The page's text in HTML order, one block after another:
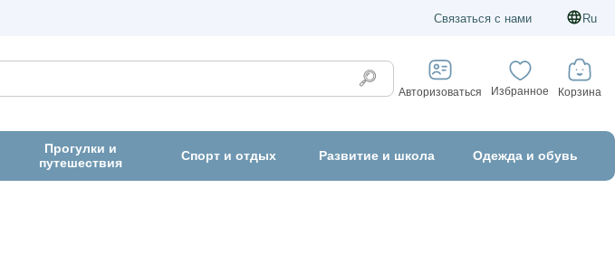
Связаться с нами Ru
Авторизоваться Избранное Корзина
Прогулки и
путешествия
Спорт и отдых Развитие и школа Одежда и обувь